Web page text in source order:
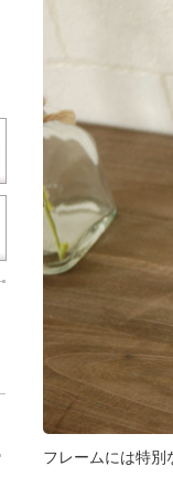
フレームには特別